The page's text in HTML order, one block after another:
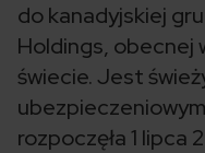
do kanadyjskiej
Holdings, obecnej
świecie. Jest
rozpoczęła 1 lipca